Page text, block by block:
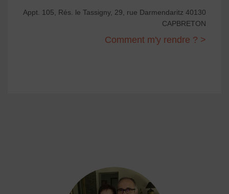
Appt. 105, Rés. le Tassigny, 29, rue Darmendaritz 40130
CAPBRETON
Comment m'y rendre ? >